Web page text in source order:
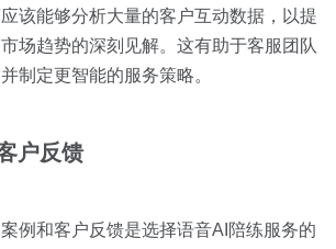
该能够分析大量的客户互动数据，以提
场趋势的深刻见解。这有助于客服团队
制定更智能的服务策略。
户反馈
例和客户反馈是选择语音AI陪练服务的